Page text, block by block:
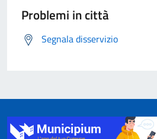
Problemi in città
Segnala disservizio